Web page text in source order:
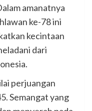
amanatnya
ke-78 ini
kecintaan
dari
perjuangan
Semangat yang